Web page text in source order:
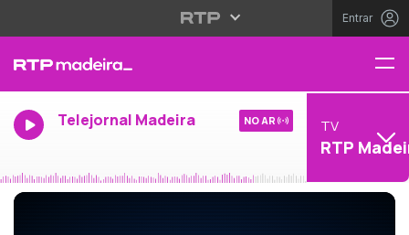
Entrar
Telejornal Madeira NO AR TV
RTP